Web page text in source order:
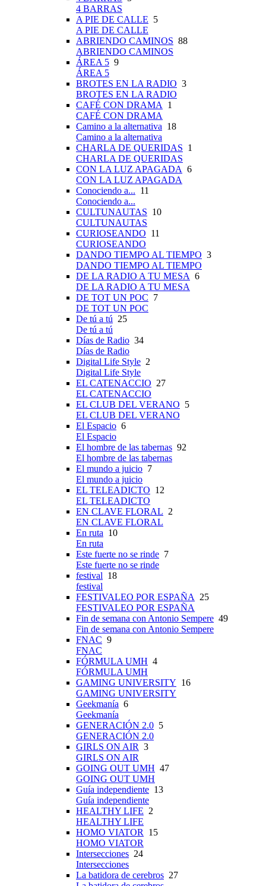
4 BARRAS
A PIE DE CALLE 5
A PIE DE CALLE
ABRIENDO CAMINOS 88
ABRIENDO CAMINOS
ÁREA 5 9
ÁREA 5
BROTES EN LA RADIO 3
BROTES EN LA RADIO
CAFÉ CON DRAMA
1
CAFÉ CON DRAMA
Camino a la alternativa 18
Camino a la alternativa
CHARLA DE QUERIDAS 1
CHARLA DE QUERIDAS
CON LA LUZ APAGADA 6
CON LA LUZ APAGADA
Conociendo a... 11
Conociendo a...
CULTUNAUTAS 10
CULTUNAUTAS
CURIOSEANDO 11
CURIOSEANDO
DANDO TIEMPO AL TIEMPO 3
DANDO TIEMPO AL TIEMPO
DE LA RADIO A TU MESA 6
DE LA RADIO A TU MESA
DE TOT UN POC 7
DE TOT UN POC
De tú a tú 25
De tú a tú
Días de Radio 34
Días de Radio
Digital Life Style 2
Digital Life Style
EL CATENACCIO 27
EL CATENACCIO
EL CLUB DEL VERANO 5
EL CLUB DEL VERANO
El Espacio 6
El Espacio
El hombre de las tabernas 92
El hombre de las tabernas
El mundo a juicio 7
El mundo a juicio
EL TELEADICTO 12
EL TELEADICTO
EN CLAVE FLORAL 2
EN CLAVE FLORAL
En ruta 10
En ruta
Este fuerte no se rinde 7
Este fuerte no se rinde
festival 18
festival
FESTIVALEO POR ESPAÑA
25
FESTIVALEO POR ESPAÑA
Fin de semana con Antonio Sempere 49
Fin de semana con Antonio Sempere
FNAC 9
FNAC
FÓRMULA UMH 4
FÓRMULA UMH
GAMING UNIVERSITY 16
GAMING UNIVERSITY
Geekmanía 6
Geekmanía
GENERACIÓN 2.0 5
GENERACIÓN 2.0
GIRLS ON AIR 3
GIRLS ON AIR
GOING OUT UMH 47
GOING OUT UMH
Guía independiente 13
Guía independiente
HEALTHY LIFE 2
HEALTHY LIFE
HOMO VIATOR
15
HOMO VIATOR
Intersecciones 24
Intersecciones
La batidora de cerebros 27